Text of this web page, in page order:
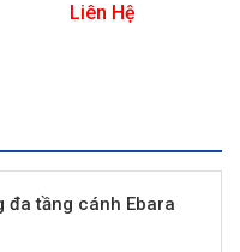
Liên Hệ
đa tầng cánh Ebara